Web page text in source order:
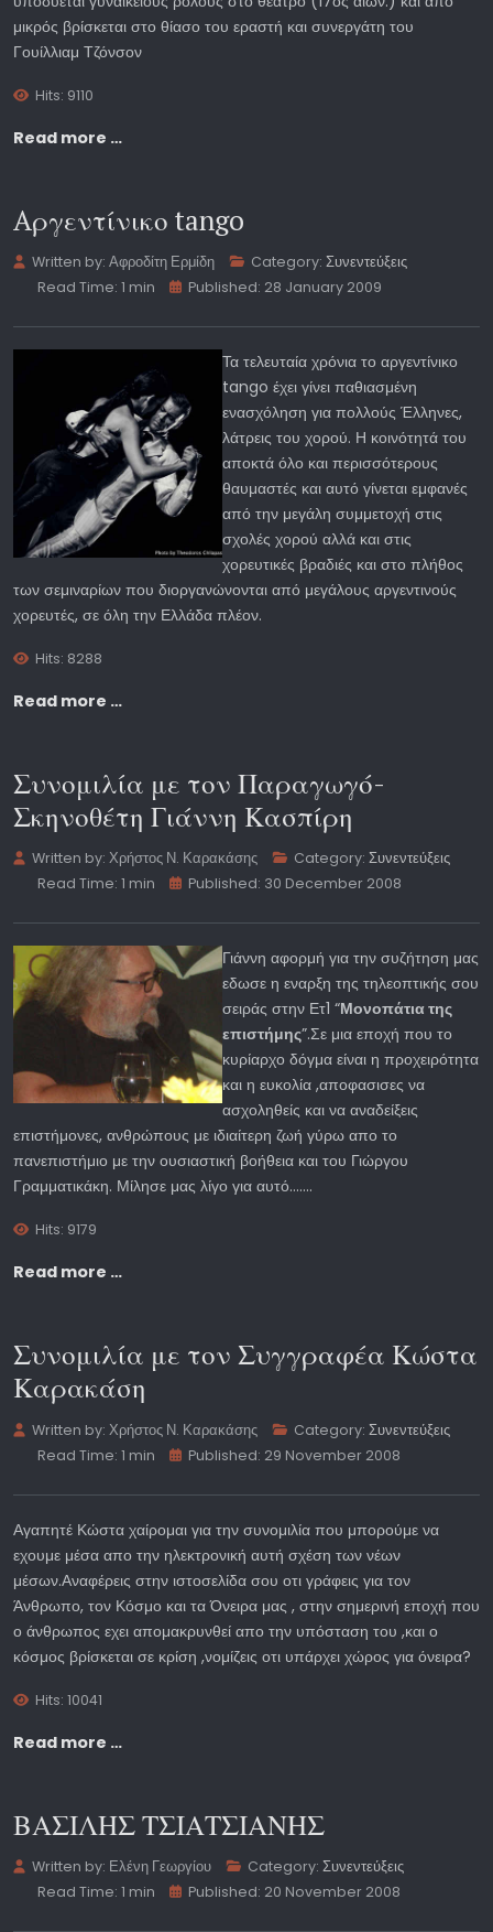
μικρός βρίσκεται στο θίασο του εραστή και συνεργάτη του
Γουίλλιαμ Τζόνσον
Hits: 9110
Read more …
Aργεντίνικο tango
Written by:Αφροδίτη Ερμίδη Category:Συνεντεύξεις
Read Time: 1 min
Published: 28 January 2009
Τα τελευταία χρόνια το αργεντίνικο
tango έχει γίνει παθιασμένη
ενασχόληση για πολλούς Έλληνες,
λάτρεις του χορού. Η κοινότητά του
αποκτά όλο και περισσότερους
θαυμαστές και αυτό γίνεται εμφανές
από την μεγάλη συμμετοχή στις
σχολές χορού αλλά και στις
χορευτικές βραδιές και στο πλήθος
των σεμιναρίων που διοργανώνονται από μεγάλους αργεντινούς
χορευτές, σε όλη την Ελλάδα πλέον.
Hits: 8288
Read more …
Συνομιλία με τον Παραγωγό-
Σκηνοθέτη Γιάννη Κασπίρη
Written by:Χρήστος Ν. Καρακάσης Category:Συνεντεύξεις
Read Time: 1 min
Published: 30 December 2008
Γιάννη αφορμή για την συζήτηση μας
εδωσε η εναρξη της τηλεοπτικής σου
σειράς στην Ετ1 “Μονοπάτια της
επιστήμης”.Σε μια εποχή που το
κυρίαρχο δόγμα είναι η προχειρότητα
και η ευκολία ,αποφασισες να
ασχοληθείς και να αναδείξεις
επιστήμονες, ανθρώπους με ιδιαίτερη ζωή γύρω απο το
πανεπιστήμιο με την ουσιαστική βοήθεια και του Γιώργου
Γραμματικάκη. Μίλησε μας λίγο για αυτό.......
Hits: 9179
Read more …
Συνομιλία με τον Συγγραφέα Κώστα
Καρακάση
Written by:Χρήστος Ν. Καρακάσης Category:Συνεντεύξεις
Read Time: 1 min
Published: 29 November 2008
Αγαπητέ Κώστα χαίρομαι για την συνομιλία που μπορούμε να
εχουμε μέσα απο την ηλεκτρονική αυτή σχέση των νέων
μέσων.Αναφέρεις στην ιστοσελίδα σου οτι γράφεις για τον
Άνθρωπο, τον Κόσμο και τα Όνειρα μας , στην σημερινή εποχή που
ο άνθρωπος εχει απομακρυνθεί απο την υπόσταση του ,και ο
κόσμος βρίσκεται σε κρίση ,νομίζεις οτι υπάρχει χώρος για όνειρα?
Hits: 10041
Read more …
ΒΑΣΙΛΗΣ ΤΣΙΑΤΣΙΑΝΗΣ
Written by: Ελένη Γεωργίου Category:Συνεντεύξεις
Read Time: 1 min
Published: 20 November 2008